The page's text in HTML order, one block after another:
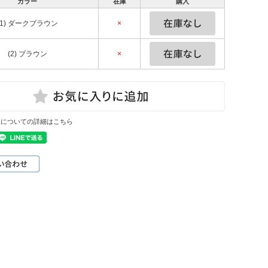
ダークブラウン ×
(2) ブラウン ×
ついての詳細はこちら